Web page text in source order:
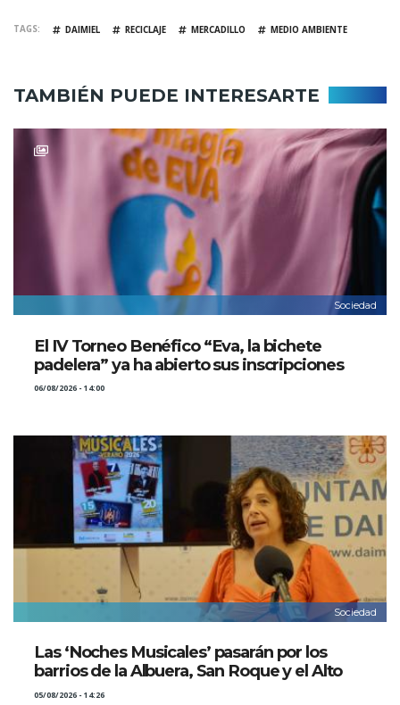
TAGS DAIMIEL RECICLAJE MERCADILLO MEDIO AMBIENTE
TAMBIÉN PUEDE INTERESARTE
Sociedad
El IV Torneo Benéfico “Eva, la bichete
padelera” ya ha abierto sus inscripciones
06/08/2026 - 14:00
Sociedad
Las ‘Noches Musicales’ pasarán por los
barrios de la Albuera, San Roque y el Alto
05/08/2026 - 14:26